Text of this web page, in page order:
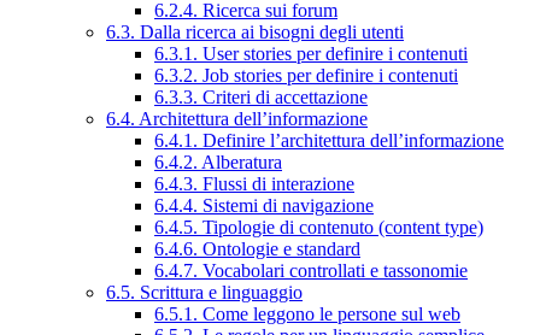
6.2.4. Ricerca sui forum
6.3. Dalla ricerca ai bisogni degli utenti
6.3.1. User stories per definire i contenuti
6.3.2. Job stories per definire i contenuti
6.3.3. Criteri di accettazione
6.4. Architettura dell’informazione
6.4.1. Definire l’architettura dell’informazione
6.4.2. Alberatura
6.4.3. Flussi di interazione
6.4.4. Sistemi di navigazione
6.4.5. Tipologie di contenuto (content type)
6.4.6. Ontologie e standard
6.4.7. Vocabolari controllati e tassonomie
6.5. Scrittura e linguaggio
6.5.1. Come leggono le persone sul web